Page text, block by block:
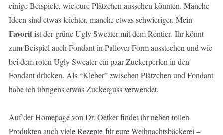
einige Beispiele, wie eure Plätzchen aussehen könnten. Manche
Ideen sind etwas leichter, manche etwas schwieriger. Mein
Favoritist der grüne Ugly Sweater mit dem Rentier. Ihr könnt
zum Beispiel auch Fondant in Pullover-Form ausstechen und wie
bei dem roten Ugly Sweater ein paar Zuckerperlen in den
Fondant drücken. Als “Kleber” zwischen Plätzchen und Fondant
habe ich übrigens etwas Zuckerguss verwendet.
Auf der Homepage von Dr. Oetker findet ihr neben tollen
Produkten auch vieleRezeptefür eure Weihnachtsbäckerei –